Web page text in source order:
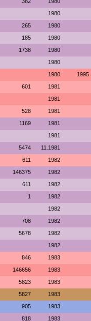
1980
265 1980
185 1980
1738 1980
1980
1980 1995
601 1981
1981
528 1981
1169 1981
1981
5474 11.1981
611 1982
146375 1982
611 1982
1 1982
1982
708 1982
5678 1982
1982
846 1983
146656 1983
5823 1983
5827 1983
905 1983
818 1983